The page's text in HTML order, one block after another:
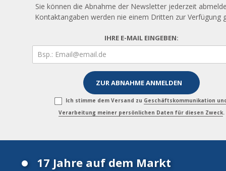
Sie können die Abnahme der Newsletter jederzeit
Kontaktangaben werden nie einem Dritten zur Verfügung
IHRE E-MAIL EINGEBEN:
Ich stimme dem Versand zu Geschäftskommunikation
Verarbeitung meiner persönlichen Daten für diesen Zweck.
17 Jahre auf dem Markt